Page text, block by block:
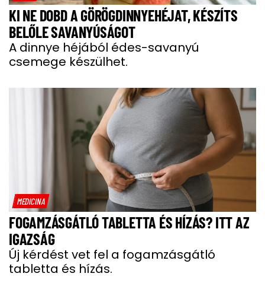
KI NE DOBD A GÖRÖGDINNYEHÉJAT, KÉSZÍTS
BELŐLE SAVANYÚSÁGOT
A dinnye héjából édes-savanyú
csemege készülhet.
MEDICINA
FOGAMZÁSGÁTLÓ TABLETTA ÉS HÍZÁS? ITT AZ
IGAZSÁG
Új kérdést vet fel a fogamzásgátló
tabletta és hízás.